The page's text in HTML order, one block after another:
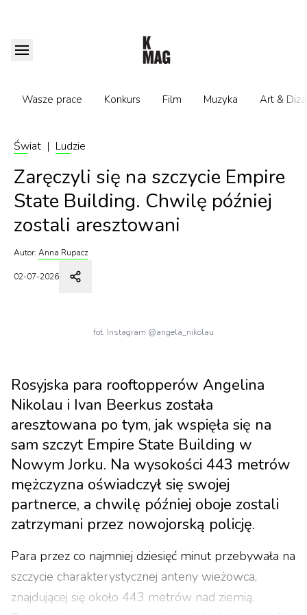
Wasze prace Konkurs Film Muzyka Art &
Świat | Ludzie
Zaręczyli się na szczycie Empire
State Building. Chwilę później
zostali aresztowani
Autor: Anna Rupacz
02-07-2026
fot. Instagram @angela_nikolau
Rosyjska para rooftopperów Angelina
Nikolau i Ivan Beerkus została
aresztowana po tym, jak wspięła się na
sam szczyt Empire State Building w
Nowym Jorku. Na wysokości 443 metrów
mężczyzna oświadczył się swojej
partnerce, a chwilę później oboje zostali
zatrzymani przez nowojorską policję.
Para przez co najmniej dziesięć minut przebywała na
szczycie charakterystycznej anteny wieżowca,
znajdującej się około 443 metrów nad ziemią.